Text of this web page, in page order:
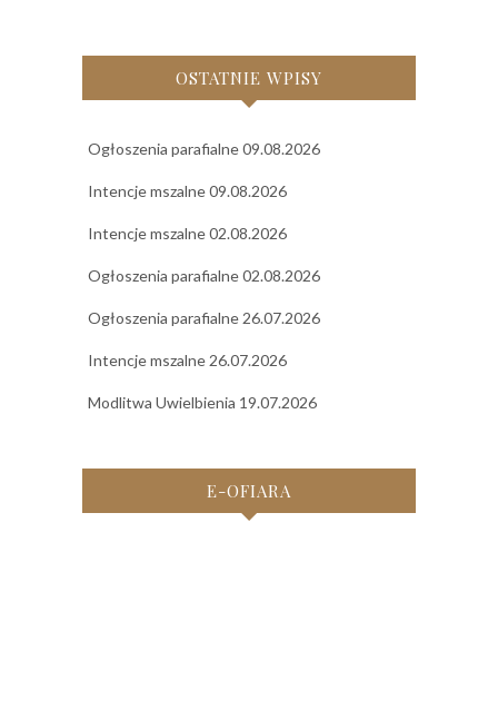
OSTATNIE WPISY
Ogłoszenia parafialne 09.08.2026
Intencje mszalne 09.08.2026
Intencje mszalne 02.08.2026
Ogłoszenia parafialne 02.08.2026
Ogłoszenia parafialne 26.07.2026
Intencje mszalne 26.07.2026
Modlitwa Uwielbienia 19.07.2026
E-OFIARA